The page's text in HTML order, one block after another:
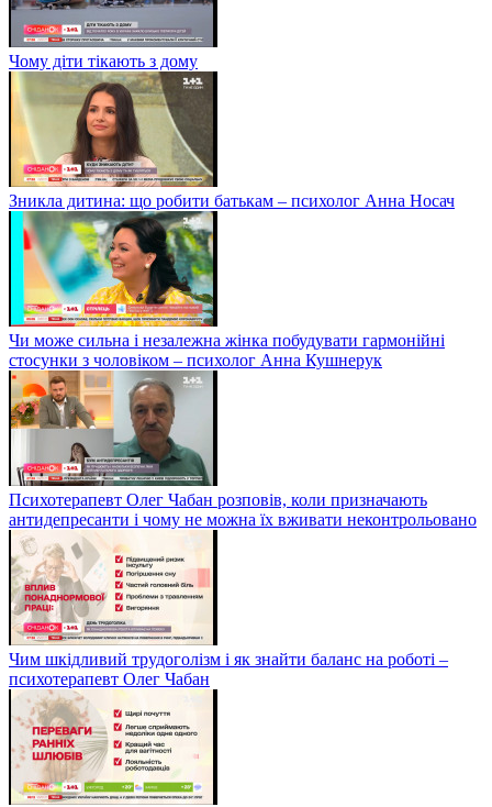
Чому діти тікають з дому
Зникла дитина: що робити батькам – психолог Анна Носач
Чи може сильна і незалежна жінка побудувати гармонійні
стосунки з чоловіком – психолог Анна Кушнерук
Психотерапевт Олег Чабан розповів, коли призначають
антидепресанти і чому не можна їх вживати неконтрольовано
Чим шкідливий трудоголізм і як знайти баланс на роботі –
психотерапевт Олег Чабан